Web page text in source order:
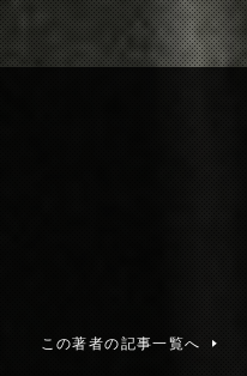
この著者の記事一覧へ